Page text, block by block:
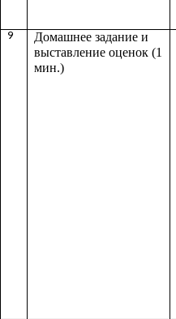
9
Домашнее задание и
выставление оценок (1
мин.)